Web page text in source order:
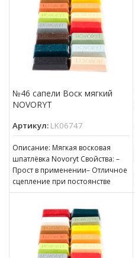
№46 сапели Воск мягкий
NOVORYT
Артикул: LK06747
Описание: Мягкая восковая
шпатлёвка Novoryt Свойства: –
Прост в применении– Отличное
сцепление при постоянстве
консистенции– Готов к